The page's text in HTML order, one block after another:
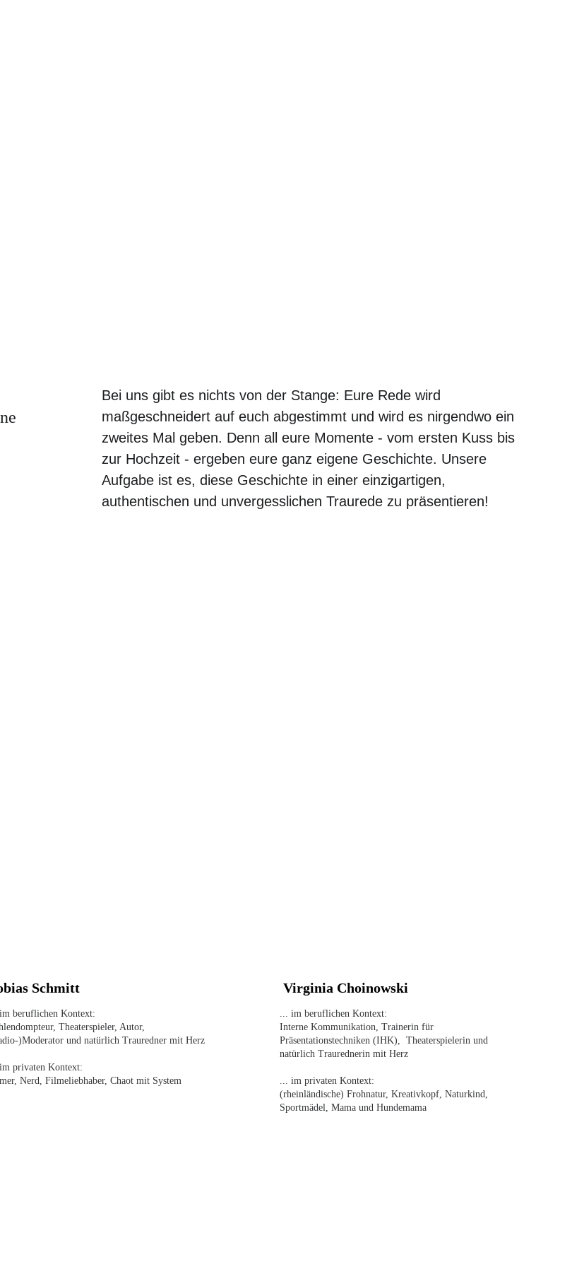
Bei uns gibt es nichts von der Stange: Eure Rede wird
maßgeschneidert auf euch abgestimmt und wird es nirgendwo ein
zweites Mal geben. Denn all eure Momente - vom ersten Kuss bis
zur Hochzeit - ergeben eure ganz eigene Geschichte. Unsere
Aufgabe ist es, diese Geschichte in einer einzigartigen,
authentischen und unvergesslichen Traurede zu präsentieren!
Schmitt
beruflichen Kontext:
Theaterspieler, Autor,
)Moderator und natürlich Trauredner mit Herz
privaten Kontext:
Nerd, Filmeliebhaber, Chaot mit System
... im beruflichen Kontext:
Interne Kommunikation, Trainerin für
Präsentationstechniken (IHK),  Theaterspielerin und
natürlich Traurednerin mit Herz
... im privaten Kontext:
(rheinländische) Frohnatur, Kreativkopf, Naturkind,
Sportmädel, Mama und Hundemama
Virginia Choinowski